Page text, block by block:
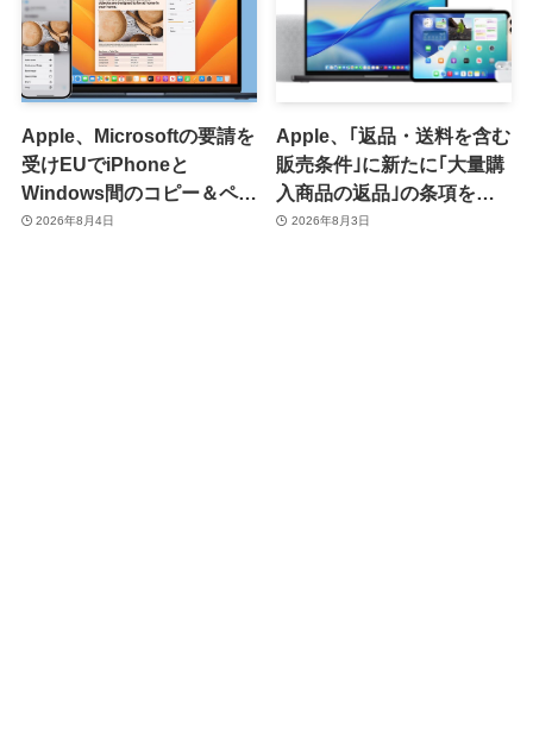
Apple、Microsoftの要請を
受けEUでiPhoneと
Windows間のコピー＆ペー
スト機能を提供へ
2026年8月4日
Apple、｢返品・送料を含む
販売条件｣に新たに｢大量購
入商品の返品｣の条項を追
加 ｰ 大量購入商品の返品に
2026年8月3日